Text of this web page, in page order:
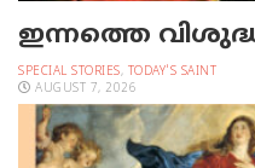
ഇന്നത്തെ
SPECIAL STORIES, TODAY'S SAINT
AUGUST 7, 2026